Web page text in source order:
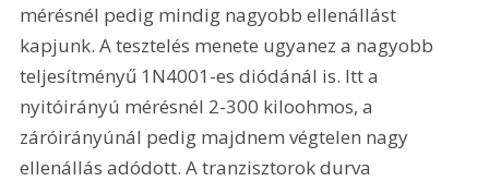
mérésnél pedig mindig nagyobb ellenállást
kapjunk. A tesztelés menete ugyanez a nagyobb
teljesítményű 1N4001-es diódánál is. Itt a
nyitóirányú mérésnél 2-300 kiloohmos, a
záróirányúnál pedig majdnem végtelen nagy
ellenállás adódott. A tranzisztorok durva